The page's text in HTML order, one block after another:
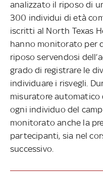
analizzato il riposo di
300 individui di età
iscritti al North Texas
hanno monitorato per
riposo servendosi
grado di registrare le
individuare i risvegli.
misuratore automatico
ogni individuo del
monitorato anche la
partecipanti, sia nel
successivo.